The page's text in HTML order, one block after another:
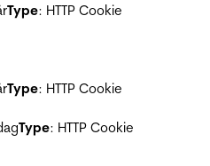
Type: HTTP Cookie
Type: HTTP Cookie
Type: HTTP Cookie